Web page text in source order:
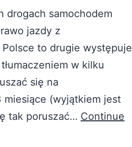
drogach samochodem
jazdy z
to drugie występuje
w kilku
się na
(wyjątkiem jest
tak poruszać… Continue